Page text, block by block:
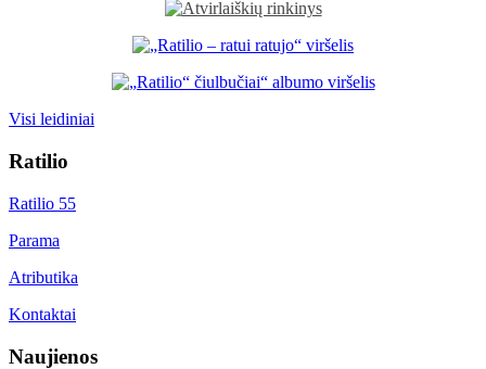
Visi leidiniai
Ratilio
Ratilio 55
Parama
Atributika
Kontaktai
Naujienos